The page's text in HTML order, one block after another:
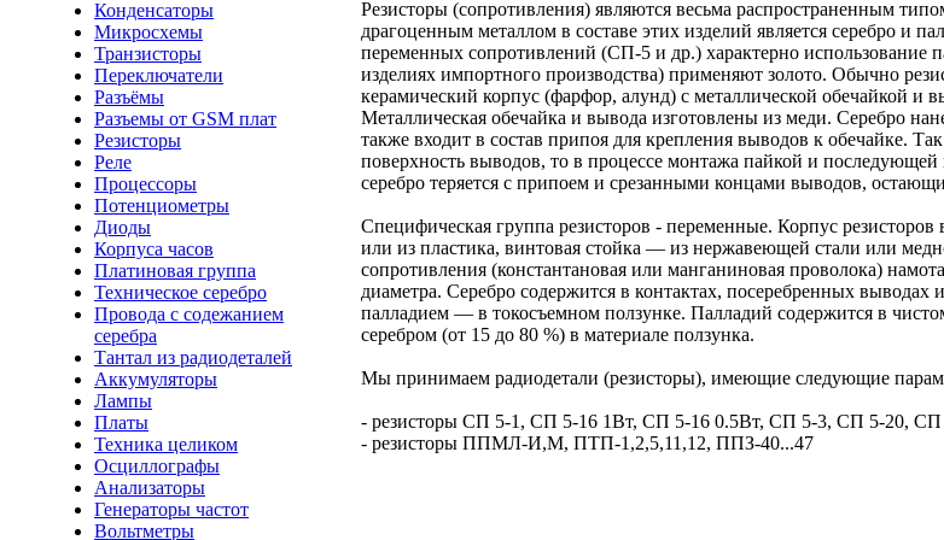
Конденсаторы
Микросхемы
Транзисторы
Переключатели
Разъёмы
Разъемы от GSM плат
Резисторы
Реле
Процессоры
Потенциометры
Диоды
Корпуса часов
Платиновая группа
Техническое серебро
Провода с содежанием
серебра
Тантал из радиодеталей
Аккумуляторы
Лампы
Платы
Техника целиком
Осциллографы
Анализаторы
Генераторы частот
Вольтметры
Резисторы (сопротивления) являются весьма распространенным
драгоценным металлом в составе этих изделий является серебро и
переменных сопротивлений (СП-5 и др.) характерно использование
изделиях импортного производства) применяют золото. Обычно
керамический корпус (фарфор, алунд) с металлической обечайкой и
Металлическая обечайка и вывода изготовлены из меди. Серебро
также входит в состав припоя для крепления выводов к обечайке.
поверхность выводов, то в процессе монтажа пайкой и последующей
серебро теряется с припоем и срезанными концами выводов,
Специфическая группа резисторов - переменные. Корпус
или из пластика, винтовая стойка — из нержавеющей стали или
сопротивления (константановая или манганиновая проволока)
диаметра. Серебро содержится в контактах, посеребренных
палладием — в токосъемном ползунке. Палладий содержится в
серебром (от 15 до 80 %) в материале ползунка.
Мы принимаем радиодетали (резисторы), имеющие следующие
- резисторы СП 5-1, СП 5-16 1Вт, СП 5-16 0.5Вт, СП 5-3, СП 5-20,
- резисторы ППМЛ-И,М, ПТП-1,2,5,11,12, ППЗ-40...47